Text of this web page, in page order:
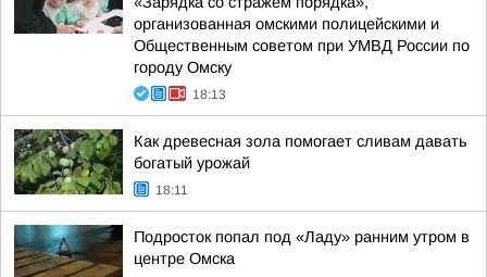
организованная омскими полицейскими и
Общественным советом при УМВД России по
городу Омску
18:13
Как древесная зола помогает сливам давать
богатый урожай
18:11
Подросток попал под «Ладу» ранним утром в
центре Омска